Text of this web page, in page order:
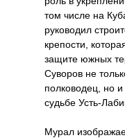
том числе на
руководил
крепости,
защите южных
Суворов не
полководец, но и
судьбе Усть-
Мурал